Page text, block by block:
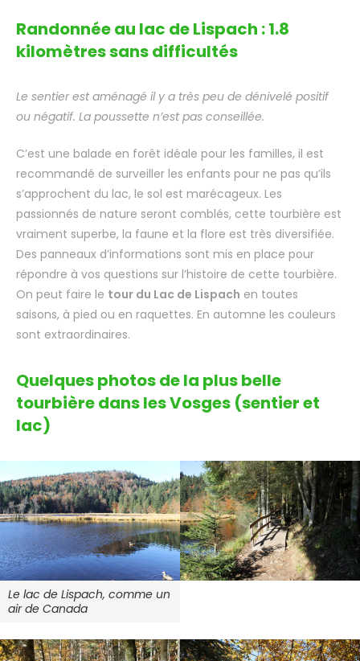
Randonnée au lac de Lispach : 1.8
kilomètres sans difficultés
Le sentier est aménagé il y a très peu de dénivelé positif
ou négatif. La poussette n’est pas conseillée.
C’est une balade en forêt idéale pour les familles, il est
recommandé de surveiller les enfants pour ne pas qu’ils
s’approchent du lac, le sol est marécageux. Les
passionnés de nature seront comblés, cette tourbière est
vraiment superbe, la faune et la flore est très diversifiée.
Des panneaux d’informations sont mis en place pour
répondre à vos questions sur l’histoire de cette tourbière.
On peut faire le tour du Lac de Lispach en toutes
saisons, à pied ou en raquettes. En automne les couleurs
sont extraordinaires.
Quelques photos de la plus belle
tourbière dans les Vosges (sentier et
lac)
Le lac de Lispach, comme un
air de Canada